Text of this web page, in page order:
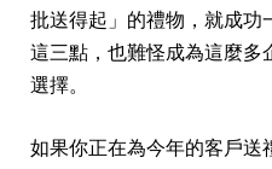
批送得起」的禮物，就成功
這三點，也難怪成為這麼多
選擇。
如果你正在為今年的客戶送